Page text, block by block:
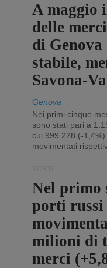
A maggio
delle
di
stabile,
Savona-
Genova
Nei primi cinque
sono stati pari a
cui 999.228 (-
movimentati
Nel primo
porti russi
milioni di
merci